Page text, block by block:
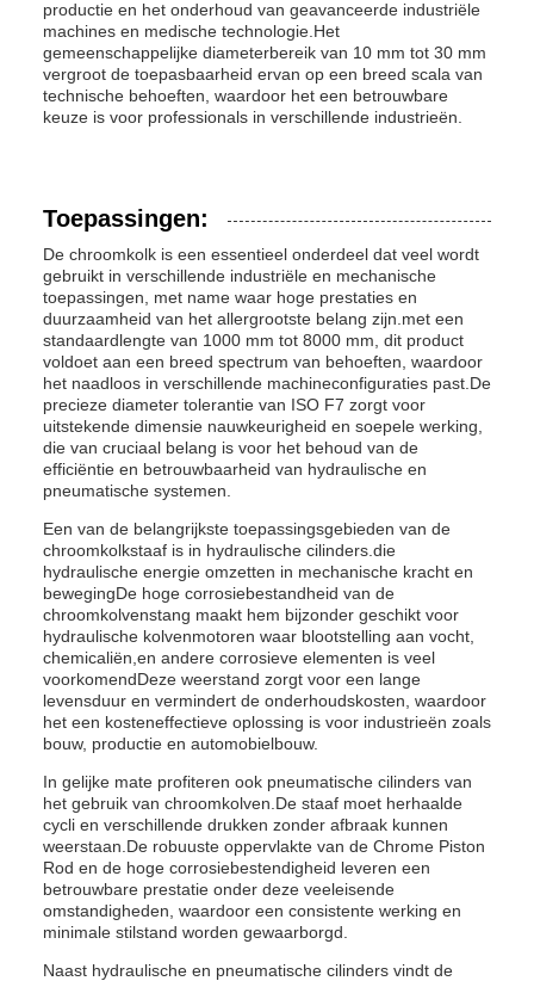
productie en het onderhoud van geavanceerde industriële
machines en medische technologie.Het
gemeenschappelijke diameterbereik van 10 mm tot 30 mm
vergroot de toepasbaarheid ervan op een breed scala van
technische behoeften, waardoor het een betrouwbare
keuze is voor professionals in verschillende industrieën.
Toepassingen:
De chroomkolk is een essentieel onderdeel dat veel wordt
gebruikt in verschillende industriële en mechanische
toepassingen, met name waar hoge prestaties en
duurzaamheid van het allergrootste belang zijn.met een
standaardlengte van 1000 mm tot 8000 mm, dit product
voldoet aan een breed spectrum van behoeften, waardoor
het naadloos in verschillende machineconfiguraties past.De
precieze diameter tolerantie van ISO F7 zorgt voor
uitstekende dimensie nauwkeurigheid en soepele werking,
die van cruciaal belang is voor het behoud van de
efficiëntie en betrouwbaarheid van hydraulische en
pneumatische systemen.
Een van de belangrijkste toepassingsgebieden van de
chroomkolkstaaf is in hydraulische cilinders.die
hydraulische energie omzetten in mechanische kracht en
bewegingDe hoge corrosiebestandheid van de
chroomkolvenstang maakt hem bijzonder geschikt voor
hydraulische kolvenmotoren waar blootstelling aan vocht,
chemicaliën,en andere corrosieve elementen is veel
voorkomendDeze weerstand zorgt voor een lange
levensduur en vermindert de onderhoudskosten, waardoor
het een kosteneffectieve oplossing is voor industrieën zoals
bouw, productie en automobielbouw.
In gelijke mate profiteren ook pneumatische cilinders van
het gebruik van chroomkolven.De staaf moet herhaalde
cycli en verschillende drukken zonder afbraak kunnen
weerstaan.De robuuste oppervlakte van de Chrome Piston
Rod en de hoge corrosiebestendigheid leveren een
betrouwbare prestatie onder deze veeleisende
omstandigheden, waardoor een consistente werking en
minimale stilstand worden gewaarborgd.
Naast hydraulische en pneumatische cilinders vindt de